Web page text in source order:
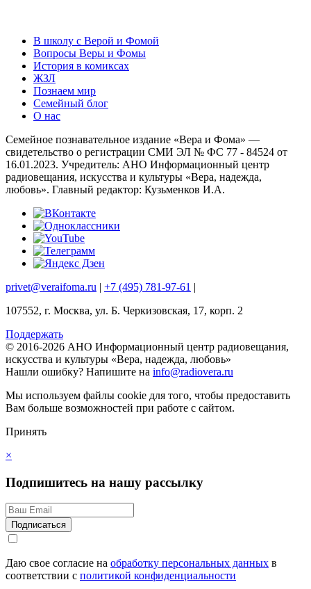
В школу с Верой и Фомой
Вопросы Веры и Фомы
История в комиксах
ЖЗЛ
Познаем мир
Семейный блог
О нас
Семейное познавательное издание «Вера и Фома» —
свидетельство о регистрации СМИ ЭЛ № ФС 77 - 84524 от
16.01.2023. Учредитель: АНО Информационный центр
радиовещания, искусства и культуры «Вера, надежда,
любовь». Главный редактор: Кузьменков И.А.
privet@veraifoma.ru | +7 (495) 781-97-61 |
107552, г. Москва, ул. Б. Черкизовская, 17, корп. 2
Поддержать
© 2016-2026 АНО Информационный центр радиовещания,
искусства и культуры «Вера, надежда, любовь»
Нашли ошибку? Напишите на info@radiovera.ru
Мы используем файлы cookie для того, чтобы предоставить
Вам больше возможностей при работе с сайтом.
Принять
×
Подпишитесь на нашу рассылку
Даю свое согласие на обработку персональных данных в
соответствии с политикой конфиденциальности